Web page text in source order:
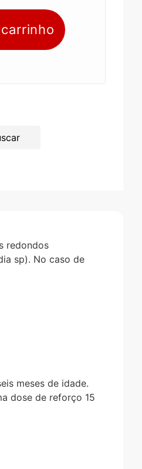
redondos
sp). No caso de
meses de idade.
dose de reforço 15